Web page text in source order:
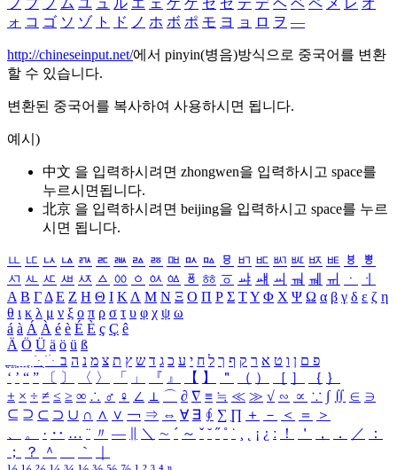
フ ブ プ ム ユ ュ ル エ ェ ケ ゲ セ ゼ テ デ ヘ ベ ペ メ レ オ
ォ コ ゴ ソ ゾ ト ド ノ ホ ボ ポ モ ヨ ョ ロ ヲ ―
http://chineseinput.net/에서 pinyin(병음)방식으로 중국어를 변환
할 수 있습니다.
변환된 중국어를 복사하여 사용하시면 됩니다.
예시)
中文 을 입력하시려면 zhongwen을 입력하시고 space를
누르시면됩니다.
北京 을 입력하시려면 beijing을 입력하시고 space를 누르
시면 됩니다.
ㅥ ㅦ ㅧ ㅨ ㅩ ㅪ ㅫ ㅬ ㅭ ㅮ ㅯ ㅰ ㅱ ㅲ ㅳ ㅴ ㅵ ㅶ ㅷ ㅸ
ㅹ
ㅺ ㅻ ㅼ ㅽ ㅾ ㅿ ㆀ ㆁ ㆂ ㆃ ㆄ ㆅ ㆆ ㆇ ㆈ ㆉ ㆊ ㆋ ㆌ ㆍ
ㆎ
Α Β ΓΔ Ε Ζ Η Θ Ι ΚΛ Μ Ν Ξ Ο Π Ρ Σ ΤΥ Φ Χ Ψ Ω α β γ δ ε ζ η
θ ι κ λ μ ν ξ ο π ρ σ τ υ φ χ ψ ω
á à Á À é è É È ç Ç ê
Ä Ö Ü ä ö ü ß
ִֶֹ ֻּ ׁׂ פ ם ן ו ט א ר ק ף ך ל ח י ע כ ג ד ש ץ ת צ מ נ ה ב
‘ ’ “ ” 〔 〕 〈 〉 「 」 『 』 【 】 ＂ （ ） ［ ］ ｛ ｝
± × ÷ ≠ ≤ ≥ ∞ ∴ ♂ ♀ ∠ ⊥ ⌒ ∂ ∇ ≡ ≒ ≪ ≫ √ ∽ ∝ ∵ ∫ ∬ ∈ ∋
⊆ ⊇ ⊂ ⊃ ∪ ∩ ∧ ∨ ￢ ⇒ ⇔ ∀ ∃ ∮ ∑ ∏ ＋ － ＜ ＝
＞
、
。 · ‥ … ¨ 〃 ― ＼ ∼ ´ ～ ˇ ˘ ˝ ˚ ˙ ¸ ¡ ¿ ː ！ ＇ ， ． ／
：
；
？ ＾ ｀